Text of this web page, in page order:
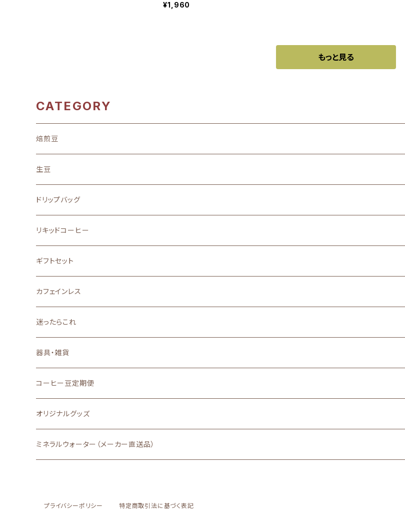
¥1,960
もっと見る
CATEGORY
焙煎豆
地域別
中南米
アフリカ
味わい
フルーティーな酸味を楽しむ
バランスの良い味と香り
ストレート
ブレンド
生豆
ドリップバッグ
リキッドコーヒー
ギフトセット
カフェインレス
迷ったらこれ
器具・雑貨
コーヒー豆定期便
オリジナルグッズ
ミネラルウォーター（メーカー直送品）
プライバシーポリシー 特定商取引法に基づく表記